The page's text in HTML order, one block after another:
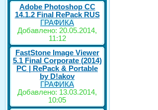
Adobe Photoshop CC
14.1.2 Final RePack RUS
ГРАФИКА
Добавлено: 20.05.2014,
11:12
FastStone Image Viewer
5.1 Final Corporate (2014)
РС | RePack & Portable
by D!akov
ГРАФИКА
Добавлено: 13.03.2014,
10:05